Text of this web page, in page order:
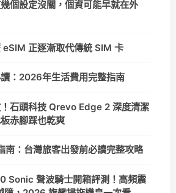
個設定沒關，個資可能早就在外
eSIM 正逐漸取代傳統 SIM 卡
：2026年生活費用完整指南
石頭科技 Qrevo Edge 2 深度清潔
赤腳踩也乾爽
南：台灣旅客出發前必讀完整攻略
Sonic 聲波騎士開箱評測！高頻震